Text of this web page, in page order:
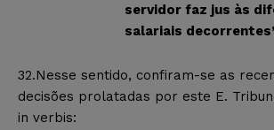
servidor faz jus às
salariais
32.Nesse sentido, confiram-se as
decisões prolatadas por este E.
in verbis: